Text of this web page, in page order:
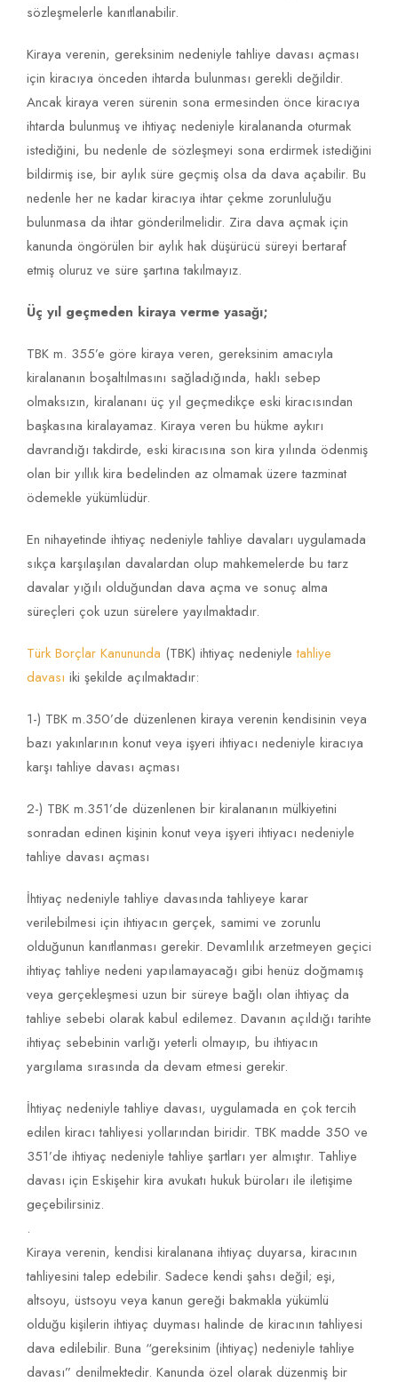
sözleşmelerle kanıtlanabilir.
Kiraya verenin, gereksinim nedeniyle tahliye davası açması
için kiracıya önceden ihtarda bulunması gerekli değildir.
Ancak kiraya veren sürenin sona ermesinden önce kiracıya
ihtarda bulunmuş ve ihtiyaç nedeniyle kiralananda oturmak
istediğini, bu nedenle de sözleşmeyi sona erdirmek istediğini
bildirmiş ise, bir aylık süre geçmiş olsa da dava açabilir. Bu
nedenle her ne kadar kiracıya ihtar çekme zorunluluğu
bulunmasa da ihtar gönderilmelidir. Zira dava açmak için
kanunda öngörülen bir aylık hak düşürücü süreyi bertaraf
etmiş oluruz ve süre şartına takılmayız.
Üç yıl geçmeden kiraya verme yasağı;
TBK m. 355’e göre kiraya veren, gereksinim amacıyla
kiralananın boşaltılmasını sağladığında, haklı sebep
olmaksızın, kiralananı üç yıl geçmedikçe eski kiracısından
başkasına kiralayamaz. Kiraya veren bu hükme aykırı
davrandığı takdirde, eski kiracısına son kira yılında ödenmiş
olan bir yıllık kira bedelinden az olmamak üzere tazminat
ödemekle yükümlüdür.
En nihayetinde ihtiyaç nedeniyle tahliye davaları uygulamada
sıkça karşılaşılan davalardan olup mahkemelerde bu tarz
davalar yığılı olduğundan dava açma ve sonuç alma
süreçleri çok uzun sürelere yayılmaktadır.
Türk Borçlar Kanununda (TBK) ihtiyaç nedeniyletahliye
davası iki şekilde açılmaktadır:
1-) TBK m.350’de düzenlenen kiraya verenin kendisinin veya
bazı yakınlarının konut veya işyeri ihtiyacı nedeniyle kiracıya
karşı tahliye davası açması
2-) TBK m.351’de düzenlenen bir kiralananın mülkiyetini
sonradan edinen kişinin konut veya işyeri ihtiyacı nedeniyle
tahliye davası açması
İhtiyaç nedeniyle tahliye davasında tahliyeye karar
verilebilmesi için ihtiyacın gerçek, samimi ve zorunlu
olduğunun kanıtlanması gerekir. Devamlılık arzetmeyen geçici
ihtiyaç tahliye nedeni yapılamayacağı gibi henüz doğmamış
veya gerçekleşmesi uzun bir süreye bağlı olan ihtiyaç da
tahliye sebebi olarak kabul edilemez. Davanın açıldığı tarihte
ihtiyaç sebebinin varlığı yeterli olmayıp, bu ihtiyacın
yargılama sırasında da devam etmesi gerekir.
İhtiyaç nedeniyle tahliye davası, uygulamada en çok tercih
edilen kiracı tahliyesi yollarından biridir. TBK madde 350 ve
351’de ihtiyaç nedeniyle tahliye şartları yer almıştır. Tahliye
davası için Eskişehir kira avukatı hukuk büroları ile iletişime
geçebilirsiniz.
.
Kiraya verenin, kendisi kiralanana ihtiyaç duyarsa, kiracının
tahliyesini talep edebilir. Sadece kendi şahsı değil; eşi,
altsoyu, üstsoyu veya kanun gereği bakmakla yükümlü
olduğu kişilerin ihtiyaç duyması halinde de kiracının tahliyesi
dava edilebilir. Buna “gereksinim (ihtiyaç) nedeniyle tahliye
davası” denilmektedir. Kanunda özel olarak düzenmiş bir